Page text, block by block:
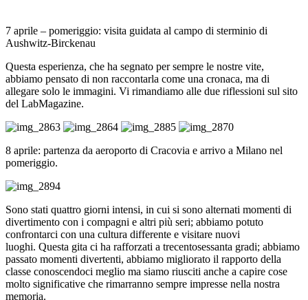
7 aprile – pomeriggio: visita guidata al campo di sterminio di
Aushwitz-Birckenau
Questa esperienza, che ha segnato per sempre le nostre vite,
abbiamo pensato di non raccontarla come una cronaca, ma di
allegare solo le immagini. Vi rimandiamo alle due riflessioni sul sito
del LabMagazine.
8 aprile: partenza da aeroporto di Cracovia e arrivo a Milano nel
pomeriggio.
Sono stati quattro giorni intensi, in cui si sono alternati momenti di
divertimento con i compagni e altri più seri; abbiamo potuto
confrontarci con una cultura differente e visitare nuovi
luoghi. Questa gita ci ha rafforzati a trecentosessanta gradi; abbiamo
passato momenti divertenti, abbiamo migliorato il rapporto della
classe conoscendoci meglio ma siamo riusciti anche a capire cose
molto significative che rimarranno sempre impresse nella nostra
memoria.